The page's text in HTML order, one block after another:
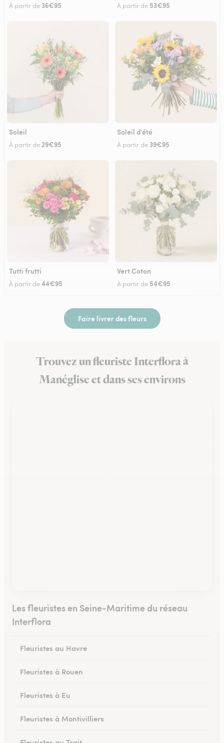
À partir de 36€95 À partir de 53€95
Soleil
À partir de 29€95
Soleil d'été
À partir de 39€95
Tutti frutti
À partir de44€95
Vert Coton
À partir de 54€95
Faire livrer des fleurs
Trouvez un fleuriste Interflora à
Manéglise et dans ses environs
Les fleuristes en Seine-Maritime du réseau
Interflora
Fleuristes au Havre
Fleuristes à Rouen
Fleuristes à Eu
Fleuristes à Montivilliers